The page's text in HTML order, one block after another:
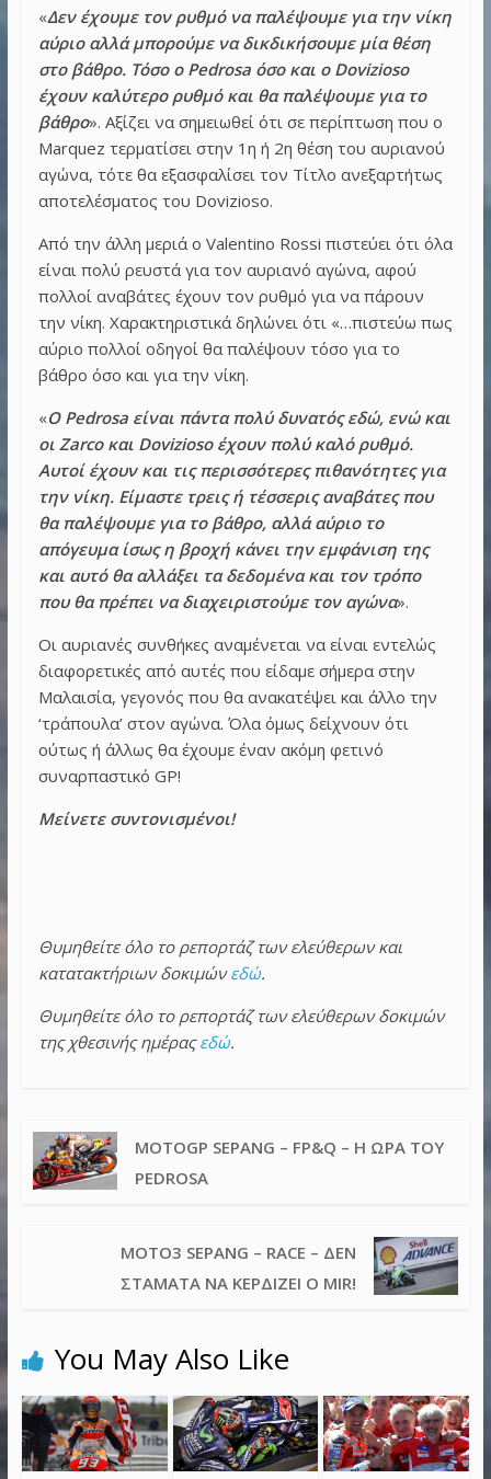
«Δεν έχουμε τον ρυθμό να παλέψουμε για την νίκη
αύριο αλλά μπορούμε να δικδικήσουμε μία θέση
στο βάθρο. Τόσο ο Pedrosa όσο και ο Dovizioso
έχουν καλύτερο ρυθμό και θα παλέψουμε για το
βάθρο». Αξίζει να σημειωθεί ότι σε περίπτωση που ο
Marquez τερματίσει στην 1η ή 2η θέση του αυριανού
αγώνα, τότε θα εξασφαλίσει τον Τίτλο ανεξαρτήτως
αποτελέσματος του Dovizioso.
Από την άλλη μεριά ο Valentino Rossi πιστεύει ότι όλα
είναι πολύ ρευστά για τον αυριανό αγώνα, αφού
πολλοί αναβάτες έχουν τον ρυθμό για να πάρουν
την νίκη. Χαρακτηριστικά δηλώνει ότι «…πιστεύω πως
αύριο πολλοί οδηγοί θα παλέψουν τόσο για το
βάθρο όσο και για την νίκη.
«Ο Pedrosa είναι πάντα πολύ δυνατός εδώ, ενώ και
οι Zarco και Dovizioso έχουν πολύ καλό ρυθμό.
Αυτοί έχουν και τις περισσότερες πιθανότητες για
την νίκη. Είμαστε τρεις ή τέσσερις αναβάτες που
θα παλέψουμε για το βάθρο, αλλά αύριο το
απόγευμα ίσως η βροχή κάνει την εμφάνιση της
και αυτό θα αλλάξει τα δεδομένα και τον τρόπο
που θα πρέπει να διαχειριστούμε τον αγώνα».
Οι αυριανές συνθήκες αναμένεται να είναι εντελώς
διαφορετικές από αυτές που είδαμε σήμερα στην
Μαλαισία, γεγονός που θα ανακατέψει και άλλο την
‘τράπουλα’ στον αγώνα. Όλα όμως δείχνουν ότι
ούτως ή άλλως θα έχουμε έναν ακόμη φετινό
συναρπαστικό GP!
Μείνετε συντονισμένοι!
Θυμηθείτε όλο το ρεπορτάζ των ελεύθερων και
κατατακτήριων δοκιμώνεδώ.
Θυμηθείτε όλο το ρεπορτάζ των ελεύθερων δοκιμών
της χθεσινής ημέραςεδώ.
MOTOGP SEPANG – FP&Q – Η ΏΡΑ ΤΟΥ
PEDROSA
MOTO3 SEPANG – RACE – ΔΕΝ
ΣΤΑΜΑΤΆ ΝΑ ΚΕΡΔΊΖΕΙ Ο MIR!
You May Also Like